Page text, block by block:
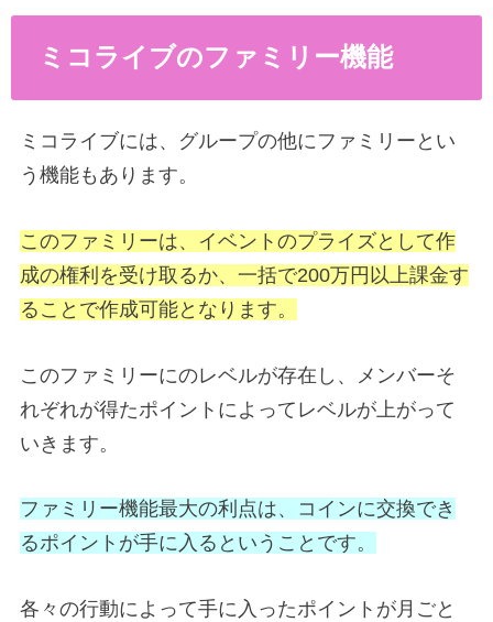
ミコライブのファミリー機能
ミコライブには、グループの他にファミリーとい
う機能もあります。
このファミリーは、イベントのプライズとして作
成の権利を受け取るか、一括で200万円以上課金す
ることで作成可能となります。
このファミリーにのレベルが存在し、メンバーそ
れぞれが得たポイントによってレベルが上がって
いきます。
ファミリー機能最大の利点は、コインに交換でき
るポイントが手に入るということです。
各々の行動によって手に入ったポイントが月ごと